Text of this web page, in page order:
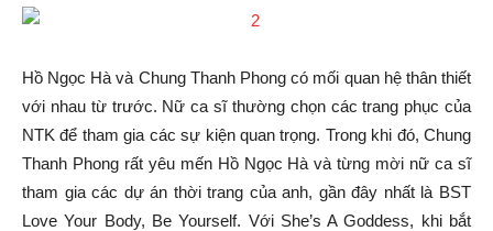
Hồ Ngọc Hà và Chung Thanh Phong có mối quan hệ thân thiết
với nhau từ trước. Nữ ca sĩ thường chọn các trang phục của
NTK để tham gia các sự kiện quan trọng. Trong khi đó, Chung
Thanh Phong rất yêu mến Hồ Ngọc Hà và từng mời nữ ca sĩ
tham gia các dự án thời trang của anh, gần đây nhất là BST
Love Your Body, Be Yourself. Với She’s A Goddess, khi bắt